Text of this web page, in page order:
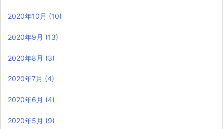
2020年10月 (10)
2020年9月 (13)
2020年8月 (3)
2020年7月 (4)
2020年6月 (4)
2020年5月 (9)